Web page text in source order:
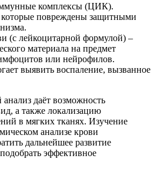
комплексы (ЦИК).
повреждены защитными
(с лейкоцитарной формулой) –
материала на предмет
или нейрофилов.
выявить воспаление, вызванное
даёт возможность
а также локализацию
в мягких тканях. Изучение
анализе крови
дальнейшее развитие
эффективное